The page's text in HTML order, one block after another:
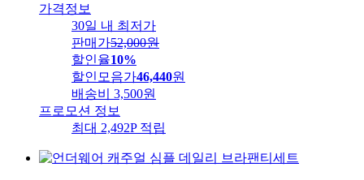
가격정보
30일 내 최저가
판매가52,000원
할인율10%
할인모음가46,440원
배송비
3,500원
프로모션 정보
최대 2,492P 적립